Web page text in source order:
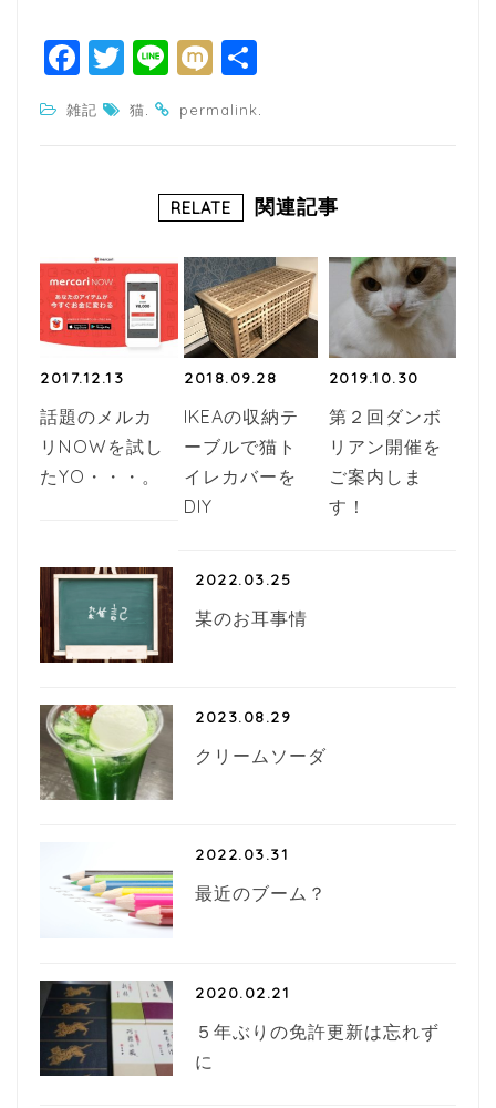
F
a
c
o
k
T
w
itt
Li
e
M
ixi
雑記 猫. permalink.
RELATE 関連記事
2017.12.13
話題のメルカ
リNOWを試し
たYO・・・。
2018.09.28
IKEAの収納テ
ーブルで猫ト
イレカバーを
DIY
2019.10.30
第２回ダンボ
リアン開催を
ご案内しま
す！
2022.03.25
某のお耳事情
2023.08.29
クリームソーダ
2022.03.31
最近のブーム？
2020.02.21
５年ぶりの免許更新は忘れず
に